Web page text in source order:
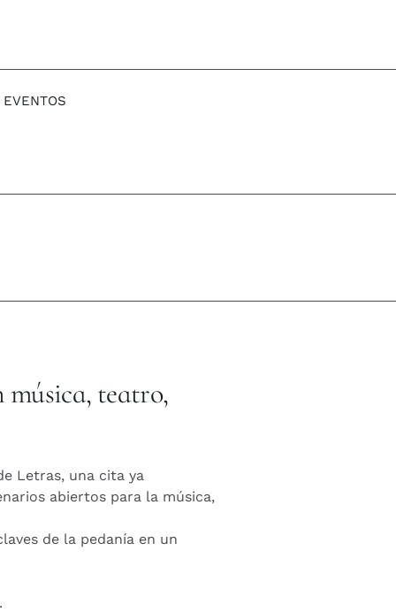
EVENTOS
música, teatro,
Letras, una cita ya
abiertos para la música,
de la pedanía en un